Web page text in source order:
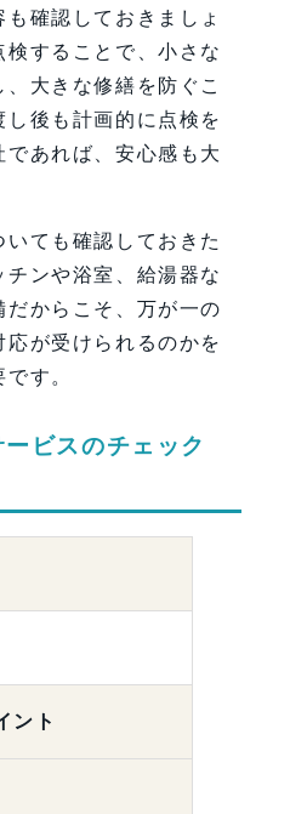
確認しておきましょ
検することで、小さな
大きな修繕を防ぐこ
後も計画的に点検を
あれば、安心感も大
ても確認しておきた
ンや浴室、給湯器な
だからこそ、万が一の
が受けられるのかを
す。
ビスのチェック
ント